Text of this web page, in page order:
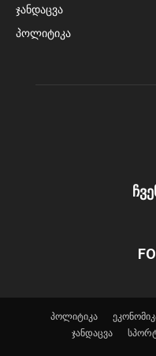
ჯანდაცვა
პოლიტიკა
პოლიტიკა
ჯანდაცვა